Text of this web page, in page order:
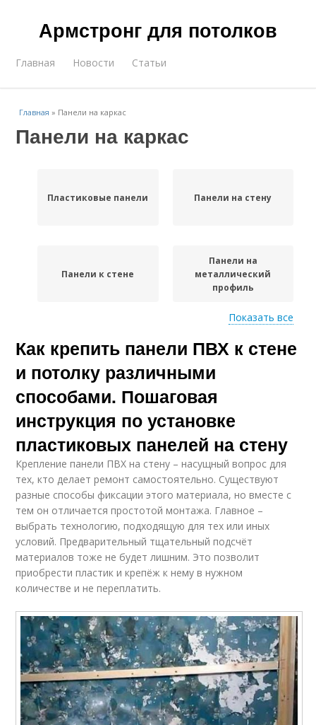
Армстронг для потолков
Главная Новости Статьи
Главная » Панели на каркас
Панели на каркас
Пластиковые панели Панели на стену
Панели к стене
Панели на
металлический
профиль
Панели без
обрешетки
Показать все
Как крепить панели ПВХ к стене
и потолку различными
способами. Пошаговая
инструкция по установке
пластиковых панелей на стену
Крепление панели ПВХ на стену – насущный вопрос для
тех, кто делает ремонт самостоятельно. Существуют
разные способы фиксации этого материала, но вместе с
тем он отличается простотой монтажа. Главное –
выбрать технологию, подходящую для тех или иных
условий. Предварительный тщательный подсчёт
материалов тоже не будет лишним. Это позволит
приобрести пластик и крепёж к нему в нужном
количестве и не переплатить.